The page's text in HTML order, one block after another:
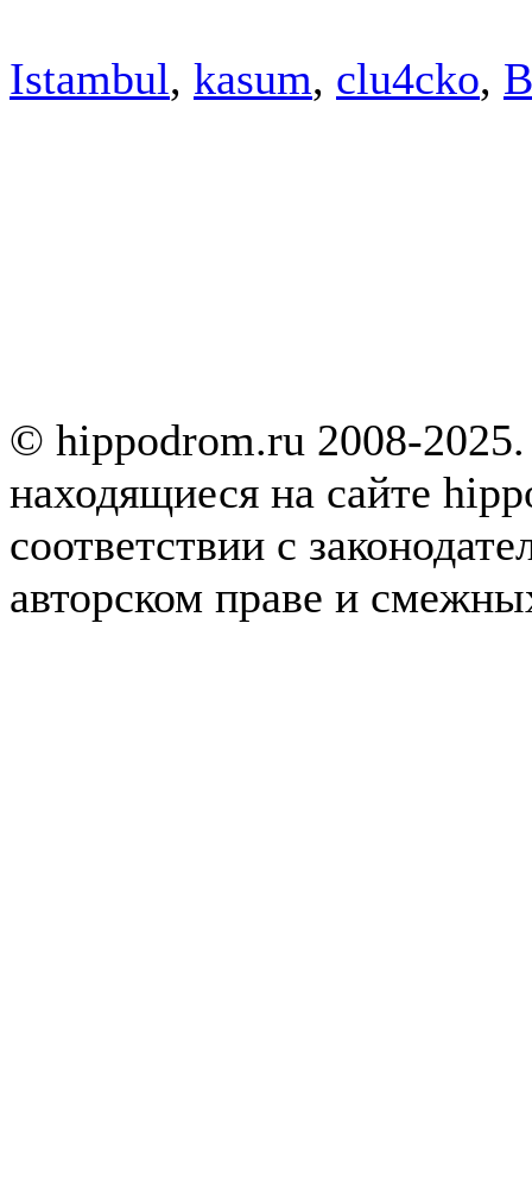
Istambul, kasum, clu4cko,
© hippodrom.ru 2008-
находящиеся на сайте
соответствии с
авторском праве и